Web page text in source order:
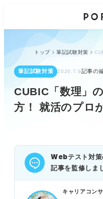
トップ 筆記試験対策
筆記試験対策 2026.7.9記事の
CUBIC「数理」
方！ 就活のプロ
Webテスト対策
記事を監修しま
キャリアコン